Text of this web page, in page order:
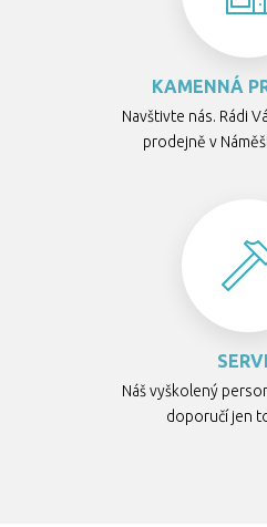
KAMENNÁ
Navštivte nás. Rádi
prodejně v
Náš vyškolený
doporučí jen